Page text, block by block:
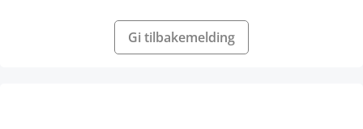
Gi tilbakemelding